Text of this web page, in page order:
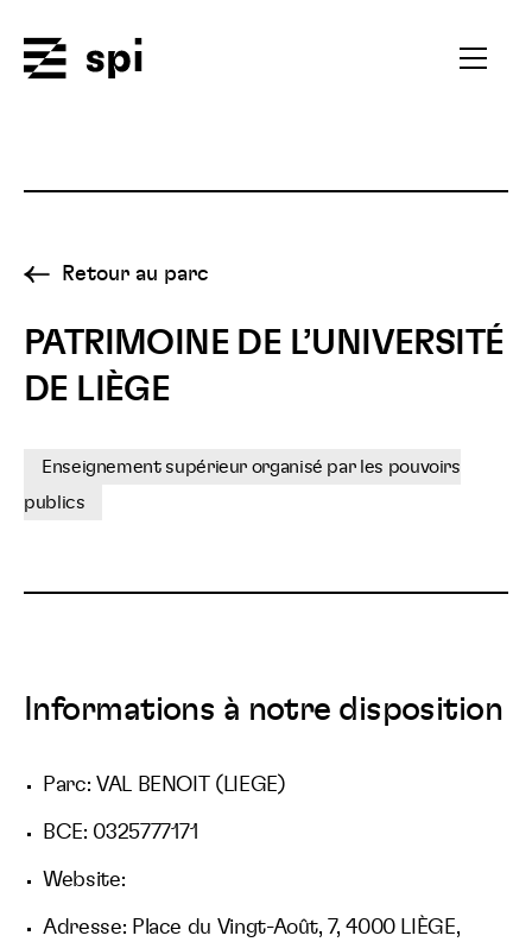
Ouvrir
Retour au parc
PATRIMOINE DE L’UNIVERSITÉ
DE LIÈGE
Enseignement supérieur organisé par les pouvoirs
publics
Informations à notre disposition
Parc: VAL BENOIT (LIEGE)
BCE: 0325777171
Website:
Adresse: Place du Vingt-Août, 7, 4000 LIÈGE,